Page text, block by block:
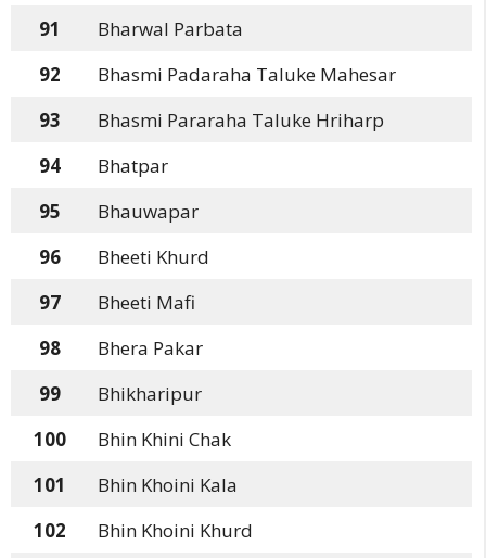
91
Bharwal Parbata
92
Bhasmi Padaraha Taluke Mahesar
93
Bhasmi Pararaha Taluke Hriharp
94
Bhatpar
95
Bhauwapar
96
Bheeti Khurd
97
Bheeti Mafi
98
Bhera Pakar
99
Bhikharipur
100
Bhin Khini Chak
101
Bhin Khoini Kala
102
Bhin Khoini Khurd